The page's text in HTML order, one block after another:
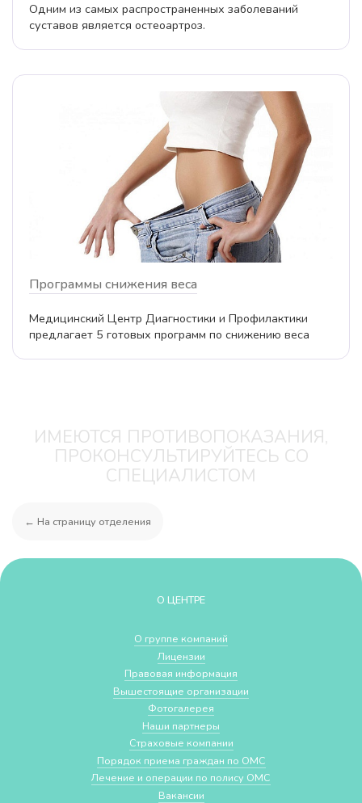
Одним из самых распространенных заболеваний
суставов является остеоартроз.
Программы снижения веса
Медицинский Центр Диагностики и Профилактики
предлагает 5 готовых программ по снижению веса
ИМЕЮТСЯ ПРОТИВОПОКАЗАНИЯ,
ПРОКОНСУЛЬТИРУЙТЕСЬ СО
СПЕЦИАЛИСТОМ
← На страницу отделения
О ЦЕНТРЕ
О группе компаний
Лицензии
Правовая информация
Вышестоящие организации
Фотогалерея
Наши партнеры
Страховые компании
Порядок приема граждан по ОМС
Лечение и операции по полису ОМС
Вакансии